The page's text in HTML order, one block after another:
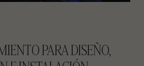
PARA DISEÑO,